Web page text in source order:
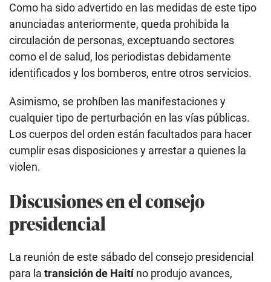
Como ha sido advertido en las medidas de este tipo
anunciadas anteriormente, queda prohibida la
circulación de personas, exceptuando sectores
como el de salud, los periodistas debidamente
identificados y los bomberos, entre otros servicios.
Asimismo, se prohíben las manifestaciones y
cualquier tipo de perturbación en las vías públicas.
Los cuerpos del orden están facultados para hacer
cumplir esas disposiciones y arrestar a quienes la
violen.
Discusiones en el consejo
presidencial
La reunión de este sábado del consejo presidencial
para la transición de Haitíno produjo avances,